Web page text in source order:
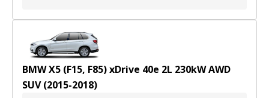
BMW X5 (F15, F85) xDrive 40e 2L 230kWAWD
SUV(2015-2018)